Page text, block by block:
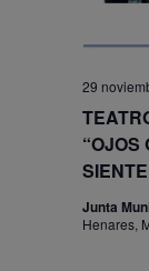
“OJOS
29
Junta
Henares,